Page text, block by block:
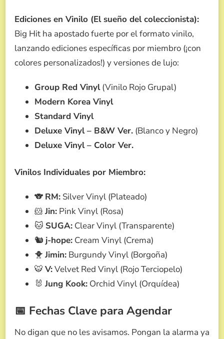
Ediciones en Vinilo (El sueño del coleccionista):
Big Hit ha apostado fuerte por el formato vinilo,
lanzando ediciones específicas por miembro (¡con
colores personalizados!) y versiones de lujo:
Group Red Vinyl(Vinilo Rojo Grupal)
Modern Korea Vinyl
Standard Vinyl
Deluxe Vinyl – B&W Ver. (Blanco y Negro)
Deluxe Vinyl – Color Ver.
Vinilos Individuales por Miembro:
🐨 RM: Silver Vinyl (Plateado)
🐹 Jin: Pink Vinyl (Rosa)
🐱 SUGA: Clear Vinyl (Transparente)
🐿️ j-hope: Cream Vinyl (Crema)
🐥 Jimin: Burgundy Vinyl (Borgoña)
🐯 V:Velvet Red Vinyl (Rojo Terciopelo)
🐰 Jung Kook: Orchid Vinyl (Orquídea)
📅 Fechas Clave para Agendar
No digan que no les avisamos. Pongan la alarma ya